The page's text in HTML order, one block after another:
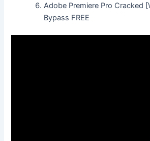
Adobe Premiere Pro Cracked
Bypass FREE